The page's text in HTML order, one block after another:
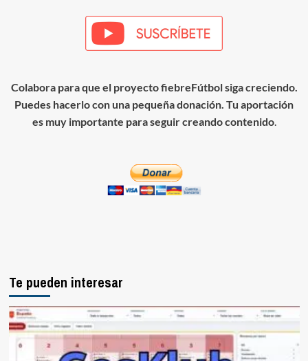
Colabora para que el proyecto fiebreFútbol siga creciendo.
Puedes hacerlo con una pequeña donación. Tu aportación
es muy importante para seguir creando contenido.
Te pueden interesar